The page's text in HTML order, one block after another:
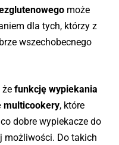
może
dla tych, którzy z
wszechobecnego
że funkcję wypiekania
multicookery, które
dobre wypiekacze do
możliwości. Do takich